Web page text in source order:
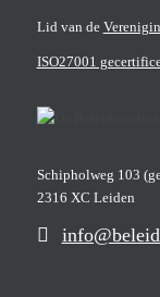
Lid van de
ISO27001
Schipholweg 103
2316 XC Leiden